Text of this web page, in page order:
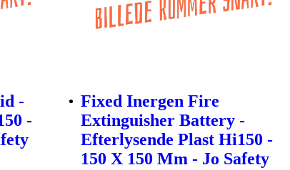
-
-
Fixed Inergen Fire
Extinguisher Battery -
Efterlysende Plast Hi150 -
150 X 150 Mm - Jo Safety